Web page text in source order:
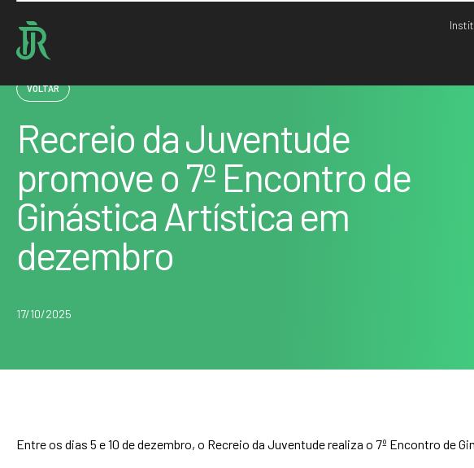
Home : Noticias : Recreio da Juventude promove o 7º Encontro de Ginástica Artística…
VOLTAR
Recreio da Juventude
promove o 7º Encontro de
Ginástica Artística em
dezembro
17/10/2025
Entre os dias 5 e 10 de dezembro, o Recreio da Juventude realiza o 7º Encontro de